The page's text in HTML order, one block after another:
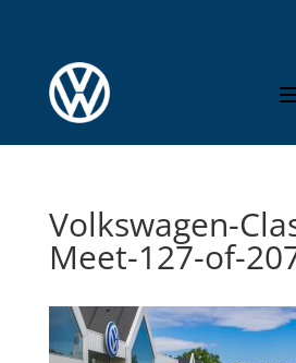
Volkswagen-
Meet-127-of-